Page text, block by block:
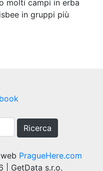
molti campi in erba
in gruppi più
Ricerca
PragueHere.com
| GetData s.r.o.